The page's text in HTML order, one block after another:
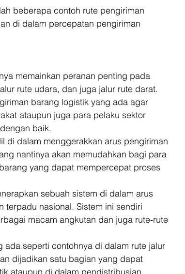
beberapa contoh rute pengiriman
di dalam percepatan pengiriman
memainkan peranan penting pada
rute udara, dan juga jalur rute darat.
barang logistik yang ada agar
ataupun juga para pelaku sektor
baik.
di dalam menggerakkan arus pengiriman
nantinya akan memudahkan bagi para
yang dapat mempercepat proses
sebuah sistem di dalam arus
terpadu nasional. Sistem ini sendiri
macam angkutan dan juga rute-rute
ada seperti contohnya di dalam rute jalur
dijadikan satu bagian yang dapat